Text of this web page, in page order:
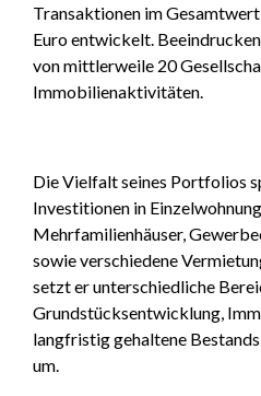
Transaktionen im
Euro entwickelt.
von mittlerweile 20
Immobilienaktivitäten.
Die Vielfalt seines Portfolios
Investitionen in
Mehrfamilienhäuser,
sowie verschiedene
setzt er unterschiedliche
Grundstücksentwicklung,
langfristig gehaltene
um.